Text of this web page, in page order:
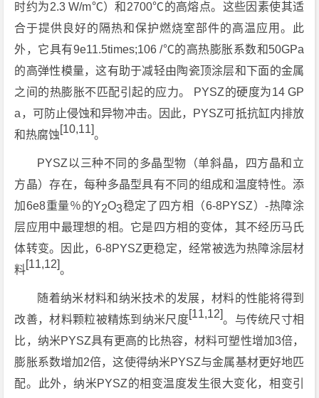
时约为2.3 W/m℃）和2700℃的高熔点。这些因素使其适
合于提供良好的隔热和保护燃烧室部件的高温应用。此
外，它具有9e11.5times;106 /℃的高热膨胀系数和50GPa
的高弹性模量，这有助于减轻由陶瓷顶涂层和下面的金属
之间的热膨胀不匹配引起的应力。 PYSZ的硬度为14 GP
a，可防止侵蚀和异物冲击。因此，PYSZ可抵抗缸内排放
和热腐蚀[10,11]。
PYSZ以三种不同的多晶型物（单斜晶，四方晶和立
方晶）存在，每种多晶型具有不同的组成和温度特性。添
加6e8重量％的Y2O3稳定了四方相（6-8PYSZ）-热障涂
层应用中最理想的相。它是四方相的变体，其不经历马氏
体转变。因此，6-8PYSZ更稳定，经常被选为热障涂层材
料[11,12]。
随着纳米材料和纳米技术的发展，材料的性能将得到
改善，材料颗粒被精炼到纳米尺度[11,12]。与传统尺寸相
比，纳米PYSZ具有更高的比热容，材料可塑性增加3倍，
膨胀系数增加2倍，这使得纳米PYSZ与金属基材更好地匹
配。此外，纳米PYSZ的相变温度发生很大变化，相变引